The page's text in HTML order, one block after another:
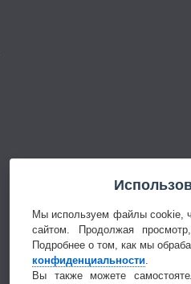
Мы используем файлы cookie,
сайтом. Продолжая
Подробнее о том, как мы
конфиденциальности.
Вы также можете